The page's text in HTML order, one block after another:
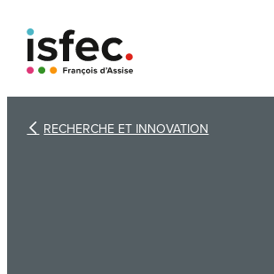
contenu
RECHERCHE ET INNOVATION